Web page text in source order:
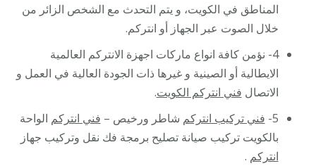
المناطق في الكويت، و يتم التحدث مع الشخص الزائر من
خلال الصوت عبر الجهاز أو انتركم.
4- نؤمن كافة انواع ماركات اجهزة الانتركم العالمية
الايطالية أو الصينية و غيرها ذات الجودة العالية في العمل و
الاتصال فني انتركم الكويت.
5- فني تركيب انتركم شاطر ورخيص – فني انتركم الواحة
بالكويت تركيب صيانة تصليح برمجة فك نقل وتركيب جهاز
انتركم .